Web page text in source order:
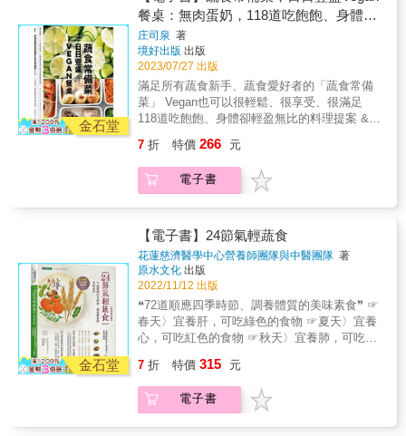
灣，我們能在不同季節品嚐到各種甜美的水
果，近年有更多人將其應用在不同的層面，不
管直接食用、做菜、甜點或是各種加工品。藉
由法國名廚雷吉斯．馬柯的角度，依水果特性
不同，有意識的應用在不同面向裡，讓更多人
能夠在水果應用上得到靈感，嚐到更多水果的
不同風味，是一本有系統規劃的好書。—— 好
Régis Macron的著作，是所有從事法式精緻料
理廚師們心目中的百科大全，本書絕對是繼
Herbes和Champignons之後，最令我期待的藏
書。—— Ephernité 法緹法式餐廳主廚｜
Vanessa Huang在這本水果料理書籍中，每一
頁都是一場味蕾的盛宴。作者巧妙運用鮮果的
天然風味，創造出色香味俱全的佳餚。無論是
甜點還是開胃菜，都能激發你的創意，讓你的
廚房充滿活力與新鮮感！—— 香色 Xiang Se
主廚｜邱一中Steve台灣一年四季都能產出豐富
而多樣的水果種類，這本書介紹水果基本的處
理方法及在前菜、沙拉、湯品、主菜各種料理
灣，我們能在不同季節品嚐到各種甜美的水
果，近年有更多人將其應用在不同的層面，不
管直接食用、做菜、甜點或是各種加工品。藉
由法國名廚雷吉斯．馬柯的角度，依水果特性
不同，有意識的應用在不同面向裡，讓更多人
能夠在水果應用上得到靈感，嚐到更多水果的
不同風味，是一本有系統規劃的好書。—— 好
箱裡沒用完的蔬菜與常備食材，也能成為讓料
理美味再升級的祕密武器！ & 本書食譜除了希
望能藉天然蔬食補充營養所需， 還有更多坊間
難得一見的私房創意料理手法與美味升級祕
技， 要與你分享！ ●品嘗紅莧菜、紅鳳菜等含
鐵量高的蔬菜，搭配泡菜也能提升鐵質吸收
率！ ●柔嫩的豆包泥加上鷹嘴豆粉拌勻，不用
御／玉子燒。 ●製作可樂餅時，用高蛋白質的
腐加上營養酵母打成泥，就能模擬出cream
cheese般的香濃口感！ ●如何自製香菇粉，在
滿足維生素D需求的同時，風味提升，也讓下廚
更便利！& ●用豆皮，就能製作出純素高蛋白質
又零膽固醇的美味焙啃！&hellip;&hellip;等
本書60道菜式豐富、口感風味絕佳的天然蔬食
料理 從前菜、主餐、點心、醬料到高湯，全都
一應俱全 為所有素食朋友達成既想滿足營養補
給、又能兼顧美味的夢想 本書特色 & 除了學會
料理和品嘗蔬食的美味，你還能獲得更多
&hellip;&hellip; ●專為補充特定營養素而設計：
按目錄索驥，就能找到符合你需求的料理。 ●
純天然無添加：原型食物烹調，不使用高度加
工再製的素肉、素丸等素料。 ●菜式豐富多
元：沙拉、小菜、主食、飲料、能量點心，一
書即全餐。 ●主廚專欄：料理秘技無私傳授，3
生活。 & ◎ 善用「蔬食常備菜」，享受輕盈無
負擔的Vegan生活 想要進行Vegan飲食，卻不
知如何開始？已經開始全植飲食，卻會遇到一
些執行難題？本書的庄司老師，擅長蔬食料
理、廚藝經驗豐富，將利用「蔬食常備菜」概
念，幫助大家解決執行上的大小問題，進入美
好的Vegan生活。 & ＊ 外食不便，又沒時間下
廚怎麼辦？ &rarr; 製作常備菜，一次做好足夠
分量，再放人冰箱冷藏、冷凍，餓了馬上就能
嗎？ &rarr; 蔬食常備菜，只要切一切、拌一
拌、煮一煮，就這麼簡單！ & ＊ 蔬食變化少，
很容易就吃膩了？ &rarr; 本書有超過100種料理
美味外，還可善用調味料、高湯等，做出義
式、法式、韓式等風味料理。 & ＊ 少了蛋、肉
類、海鮮，蛋白質的攝取該如何補足？ &rarr;
利用豆腐、豆皮、車麩等食材，補充蛋白質，
還能製作出豐厚滿足的口感。 & ◎ 食材好取
得，料理豐富多變 本書原著雖然為日文書，但
大部分的食材在你家隔壁的超市就能買得到，
番茄等，食材方便取得。厲害的是，這些常見
的食材，經過庄司老師的精心設計後，變化出
一道道你以前從沒想過的料理方式與搭配組
合。 & 當然，如果你是日式料理愛好者，還可
金石堂
餐桌：無肉蛋奶，118道吃飽飽、身體卻
輕盈無比的全植物料理提案
庄司泉 著
境好出版 出版
2023/07/27 出版
滿足所有蔬食新手、蔬食愛好者的「蔬食常備
菜」 Vegan也可以很輕鬆、很享受、很滿足
118道吃飽飽、身體卻輕盈無比的料理提案 &
Vegan飲食 在動物保護、生態議題、健康管理
等議題的影響下，越來越多人選擇Vegan飲食。
而Vegan飲食除了不吃肉類、魚類，也會完全避
乏蛋白質攝取？這本書將帶大家輕鬆實踐Vegan
生活。 & ◎ 善用「蔬食常備菜」，享受輕盈無
負擔的Vegan生活 想要進行Vegan飲食，卻不
知如何開始？已經開始全植飲食，卻會遇到一
些執行難題？本書的庄司老師，擅長蔬食料
理、廚藝經驗豐富，將利用「蔬食常備菜」概
念，幫助大家解決執行上的大小問題，進入美
好的Vegan生活。 & ＊ 外食不便，又沒時間下
廚怎麼辦？ &rarr; 製作常備菜，一次做好足夠
開動！＊ 廚藝不佳，也做出美味Vegan料理
嗎？ &rarr; 蔬食常備菜，只要切一切、拌一
拌、煮一煮，就這麼簡單！ & ＊ 蔬食變化少，
7 折 特價 266 元
電子書
金石堂
【電子書】24節氣輕蔬食
花蓮慈濟醫學中心營養師團隊與中醫團隊 著
原水文化 出版
2022/11/12 出版
❝72道順應四季時節、調養體質的美味素食❞ ☞
春天〉宜養肝，可吃綠色的食物 ☞夏天〉宜養
心，可吃紅色的食物 ☞秋天〉宜養肺，可吃白
✯★最用心的中醫師+營養師 結合中醫師對應節
氣與食材的養生法， 搭配營養師精心設計營養
又健康美食。 & ✯★365天讓身體無負擔的美味
7 折 特價 315 元
電子書